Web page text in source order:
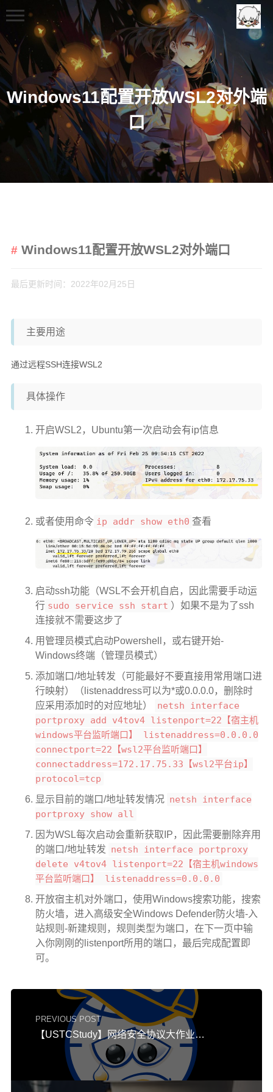
Windows11配置开放WSL2对外端
口
Windows11配置开放WSL2对外端口
最后更新时间：2022年02月25日
主要用途
通过远程SSH连接WSL2
具体操作
开启WSL2，Ubuntu第一次启动会有ip信息
或者使用命令 ip addr show eth0 查看
启动ssh功能（WSL不会开机自启，因此需要手动运
行 sudo service ssh start ）如果不是为了ssh
连接就不需要这步了
用管理员模式启动Powershell，或右键开始-
Windows终端（管理员模式）
添加端口/地址转发（可能最好不要直接用常用端口进
行映射）（listenaddress可以为*或0.0.0.0，删除时
应采用添加时的对应地址）
netsh interface
portproxy add v4tov4 listenport=22【宿主机
windows平台监听端口】 listenaddress=0.0.0.0
connectport=22【wsl2平台监听端口】
connectaddress=172.17.75.33【wsl2平台ip】
protocol=tcp
显示目前的端口/地址转发情况 netsh interface
portproxy show all
因为WSL每次启动会重新获取IP，因此需要删除弃用
的端口/地址转发 netsh interface portproxy
delete v4tov4 listenport=22【宿主机windows
平台监听端口】 listenaddress=0.0.0.0
开放宿主机对外端口，使用Windows搜索功能，搜索
防火墙，进入高级安全Windows Defender防火墙-入
站规则-新建规则，规则类型为端口，在下一页中输
入你刚刚的listenport所用的端口，最后完成配置即
可。
PREVIOUS POST
【USTCStudy】网络安全协议大作业：论文翻译——DNS Cache Poisoning Attack Reloaded: Revolutions with Side Channels
首页
分类
娱乐
学习
杂项导航
友情链接
标签云